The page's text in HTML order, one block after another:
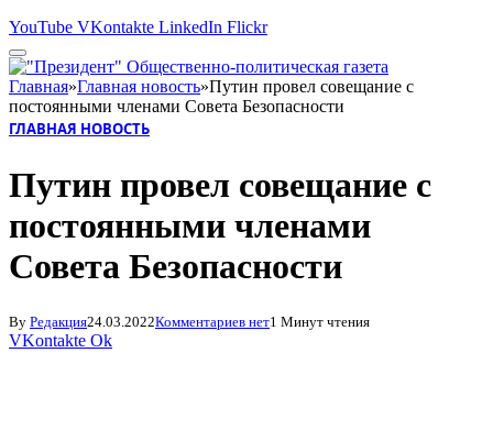
YouTube VKontakte LinkedIn Flickr
Главная»Главная новость»Путин провел совещание с
постоянными членами Совета Безопасности
ГЛАВНАЯ НОВОСТЬ
Путин провел совещание с
постоянными членами
Совета Безопасности
By Редакция24.03.2022Комментариев нет1 Минут чтения
VKontakte Ok